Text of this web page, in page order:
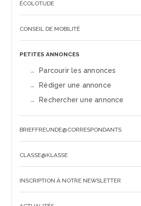
ÉCOLOTUDE
CONSEIL DE MOBILITÉ
PETITES ANNONCES
Parcourir les annonces
Rédiger une annonce
Rechercher une annonce
BRIEFFREUNDE@CORRESPONDANTS
CLASSE@KLASSE
INSCRIPTION À NOTRE NEWSLETTER